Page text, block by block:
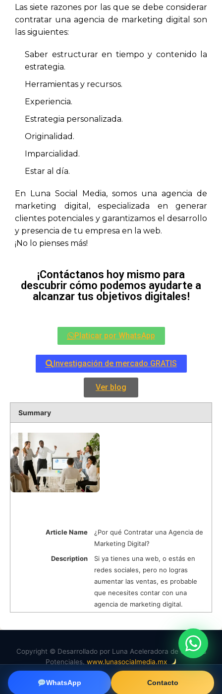
WhatsApp Contacto
Las siete razones por las que se debe considerar
contratar una agencia de marketing digital son
las siguientes:
Saber estructurar en tiempo y contenido la
estrategia.
Herramientas y recursos.
Experiencia.
Estrategia personalizada.
Originalidad.
Imparcialidad.
Estar al día.
En Luna Social Media, somos una agencia de
marketing digital, especializada en generar
clientes potenciales y garantizamos el desarrollo
y presencia de tu empresa en la web.
¡No lo pienses más!
¡Contáctanos hoy mismo para
descubrir cómo podemos ayudarte a
alcanzar tus objetivos digitales!
Platicar por WhatsApp
Investigación de mercado GRATIS
Ver blog
Summary
Article Name
¿Por qué Contratar una Agencia de
Marketing Digital?
Description
Si ya tienes una web, o estás en
redes sociales, pero no logras
aumentar las ventas, es probable
que necesites contar con una
agencia de marketing digital.
Copyright © Desarrollado por Luna Aceleradora de Clientes
Potenciales. www.lunasocialmedia.mx
in